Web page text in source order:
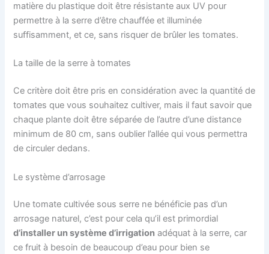
matière du plastique doit être résistante aux UV pour
permettre à la serre d’être chauffée et illuminée
suffisamment, et ce, sans risquer de brûler les tomates.
La taille de la serre à tomates
Ce critère doit être pris en considération avec la quantité de
tomates que vous souhaitez cultiver, mais il faut savoir que
chaque plante doit être séparée de l’autre d’une distance
minimum de 80 cm, sans oublier l’allée qui vous permettra
de circuler dedans.
Le système d’arrosage
Une tomate cultivée sous serre ne bénéficie pas d’un
arrosage naturel, c’est pour cela qu’il est primordial
d’installer un système d’irrigation adéquat à la serre, car
ce fruit à besoin de beaucoup d’eau pour bien se